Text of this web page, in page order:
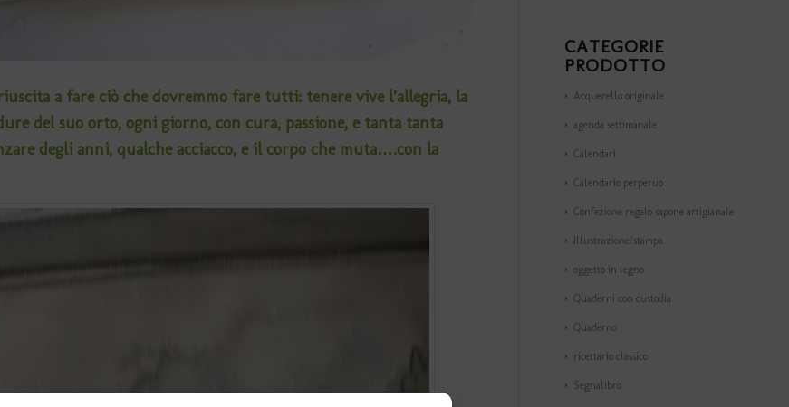
a fare ciò che dovremmo fare tutti: tenere vive l’allegria, la
del suo orto, ogni giorno, con cura, passione, e tanta tanta
degli anni, qualche acciacco, e il corpo che muta….con la
CATEGORIE
PRODOTTO
Acquerello originale
agenda settimanale
Calendari
Calendario perperuo
Confezione regalo sapone artigianale
Illustrazione/stampa
oggetto in legno
Quaderni con custodia
Quaderno
ricettario classico
Segnalibro